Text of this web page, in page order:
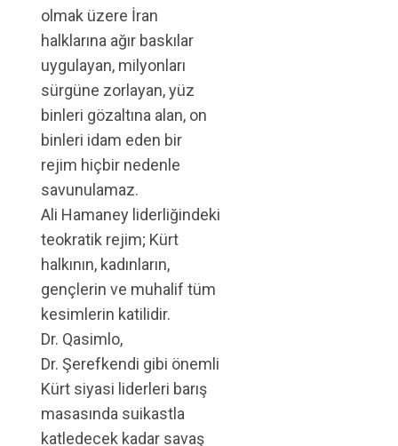
olmak üzere İran
halklarına ağır baskılar
uygulayan, milyonları
sürgüne zorlayan, yüz
binleri gözaltına alan, on
binleri idam eden bir
rejim hiçbir nedenle
savunulamaz.
Ali Hamaney liderliğindeki
teokratik rejim; Kürt
halkının, kadınların,
gençlerin ve muhalif tüm
kesimlerin katilidir.
Dr. Qasimlo,
Dr. Şerefkendi gibi önemli
Kürt siyasi liderleri barış
masasında suikastla
katledecek kadar savaş